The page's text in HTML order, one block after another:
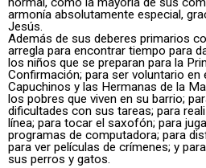
armonía absolutamente especial,
Jesús.
Además de sus deberes primarios
arregla para encontrar tiempo para
los niños que se preparan para la
Confirmación; para ser voluntario
Capuchinos y las Hermanas de la
los pobres que viven en su barrio;
dificultades con sus tareas; para
línea; para tocar el saxofón; para
programas de computadora; para
para ver películas de crímenes; y
sus perros y gatos.